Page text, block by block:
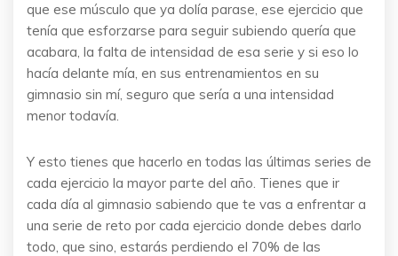
que ese músculo que ya dolía parase, ese ejercicio que
tenía que esforzarse para seguir subiendo quería que
acabara, la falta de intensidad de esa serie y si eso lo
hacía delante mía, en sus entrenamientos en su
gimnasio sin mí, seguro que sería a una intensidad
menor todavía.
Y esto tienes que hacerlo en todas las últimas series de
cada ejercicio la mayor parte del año. Tienes que ir
cada día al gimnasio sabiendo que te vas a enfrentar a
una serie de reto por cada ejercicio donde debes darlo
todo, que sino, estarás perdiendo el 70% de las